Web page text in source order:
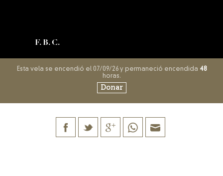
F. B. C.
Esta vela se encendió el 07/09/26 y permaneció encendida 48
horas.
Donar